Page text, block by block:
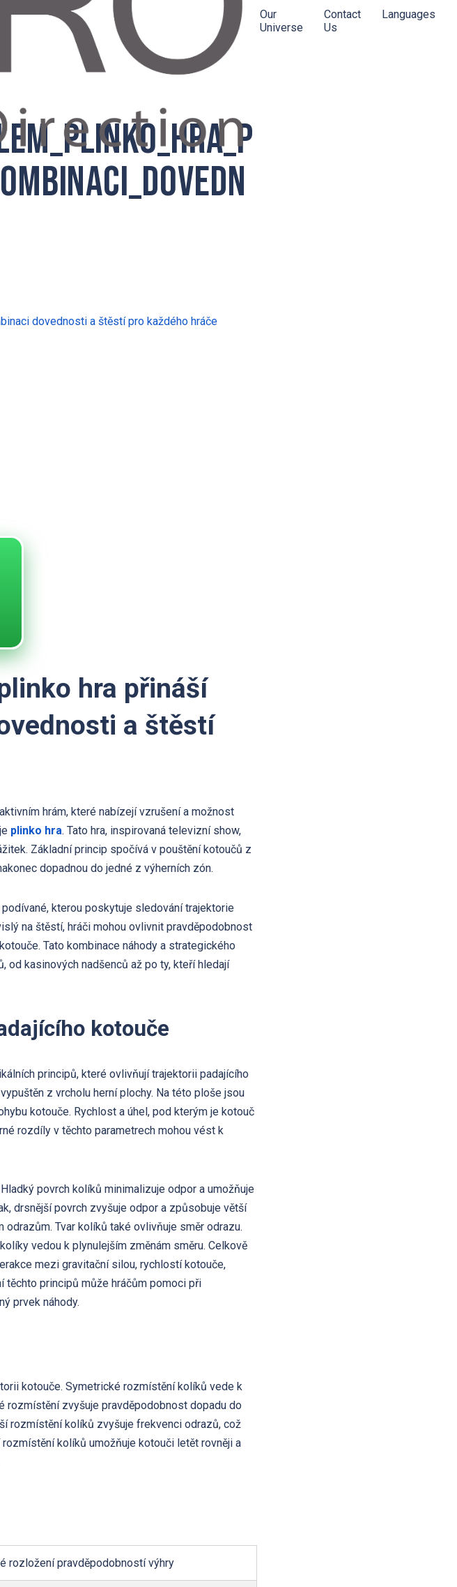
Our
Universe
Contact
Us
Languages
dovednosti a štěstí pro každého hráče
hra přináší
a štěstí
hrám, které nabízejí vzrušení a možnost
plinko hra. Tato hra, inspirovaná televizní show,
Základní princip spočívá v pouštění kotoučů z
dopadnou do jedné z výherních zón.
kterou poskytuje sledování trajektorie
na štěstí, hráči mohou ovlivnit pravděpodobnost
Tato kombinace náhody a strategického
od kasinových nadšenců až po ty, kteří hledají
kotouče
principů, které ovlivňují trajektorii padajícího
z vrcholu herní plochy. Na této ploše jsou
kotouče. Rychlost a úhel, pod kterým je kotouč
rozdíly v těchto parametrech mohou vést k
povrch kolíků minimalizuje odpor a umožňuje
drsnější povrch zvyšuje odpor a způsobuje větší
Tvar kolíků také ovlivňuje směr odrazu.
vedou k plynulejším změnám směru. Celkově
mezi gravitační silou, rychlostí kotouče,
principů může hráčům pomoci při
prvek náhody.
kotouče. Symetrické rozmístění kolíků vede k
rozmístění zvyšuje pravděpodobnost dopadu do
rozmístění kolíků zvyšuje frekvenci odrazů, což
kolíků umožňuje kotouči letět rovněji a
rozložení pravděpodobností výhry